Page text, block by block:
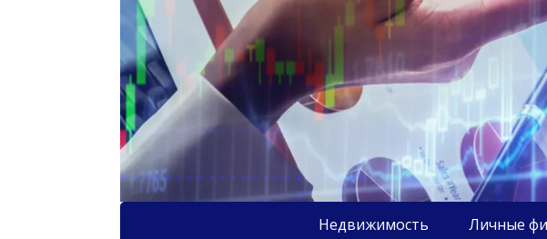
Недвижимость Личные